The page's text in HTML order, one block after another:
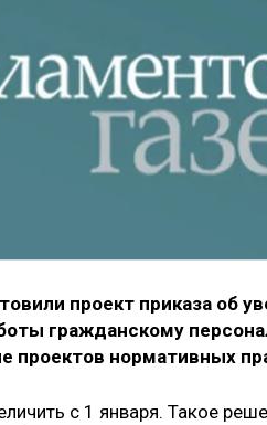
проект приказа об
гражданскому
проектов нормативных
с 1 января. Такое